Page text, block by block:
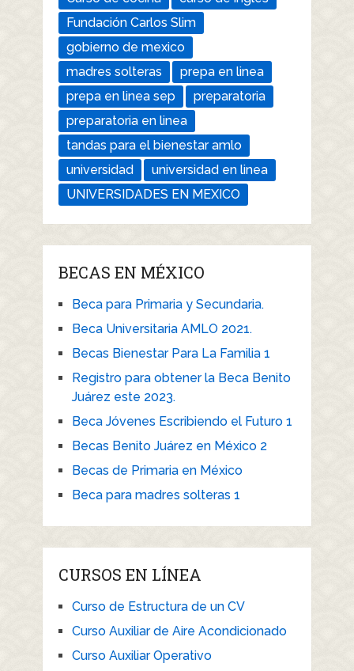
Fundación Carlos Slim
gobierno de mexico
madres solteras
prepa en linea
prepa en linea sep
preparatoria
preparatoria en linea
tandas para el bienestar amlo
universidad
universidad en linea
UNIVERSIDADES EN MEXICO
BECAS EN MÉXICO
Beca para Primaria y Secundaria.
Beca Universitaria AMLO 2021.
Becas Bienestar Para La Familia 1
Registro para obtener la Beca Benito
Juárez este 2023.
Beca Jóvenes Escribiendo el Futuro 1
Becas Benito Juárez en México 2
Becas de Primaria en México
Beca para madres solteras 1
CURSOS EN LÍNEA
Curso de Estructura de un CV
Curso Auxiliar de Aire Acondicionado
Curso Auxiliar Operativo